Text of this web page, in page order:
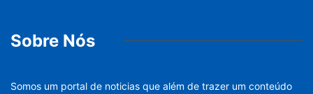
Sobre Nós
Somos um portal de noticias que além de trazer um conteúdo